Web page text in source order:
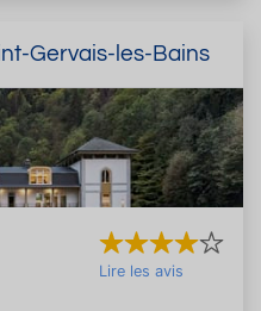
Gervais-les-Bains
Lire les avis